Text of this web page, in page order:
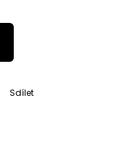
Sdílet